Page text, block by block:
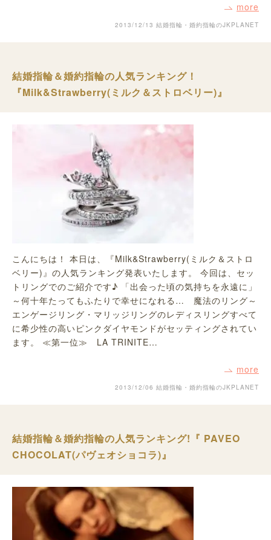
more
2013/12/13 結婚指輪・婚約指輪のJKPLANET
結婚指輪＆婚約指輪の人気ランキング！
『Milk&Strawberry(ミルク＆ストロベリー)』
こんにちは！ 本日は、『Milk&Strawberry(ミルク＆ストロ
ベリー)』の人気ランキング発表いたします。 今回は、セッ
トリングでのご紹介です♪ 「出会った頃の気持ちを永遠に」
～何十年たってもふたりで幸せになれる… 魔法のリング～
エンゲージリング・マリッジリングのレディスリングすべて
に希少性の高いピンクダイヤモンドがセッティングされてい
ます。 ≪第一位≫ LA TRINITE…
more
2013/12/06 結婚指輪・婚約指輪のJKPLANET
結婚指輪＆婚約指輪の人気ランキング!『 PAVEO
CHOCOLAT(パヴェオショコラ)』